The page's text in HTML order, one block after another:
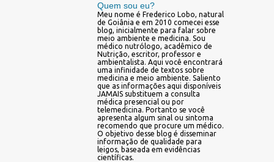
Quem sou eu?
Meu nome é Frederico Lobo, natural
de Goiânia e em 2010 comecei esse
blog, inicialmente para falar sobre
meio ambiente e medicina. Sou
médico nutrólogo, acadêmico de
Nutrição, escritor, professor e
ambientalista. Aqui você encontrará
uma infinidade de textos sobre
medicina e meio ambiente. Saliento
que as informações aqui disponíveis
JAMAIS substituem a consulta
médica presencial ou por
telemedicina. Portanto se você
apresenta algum sinal ou sintoma
recomendo que procure um médico.
O objetivo desse blog é disseminar
informação de qualidade para
leigos, baseada em evidências
científicas.